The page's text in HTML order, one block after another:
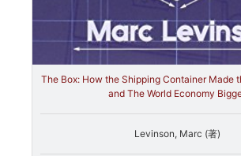
The Box: How the Shipping Container Made
and The World Economy
Levinson, Marc (著)